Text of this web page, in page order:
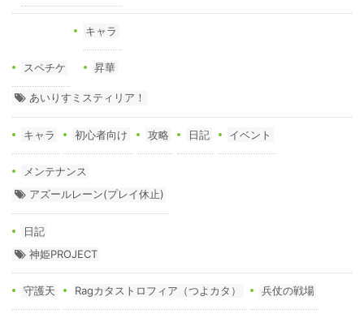
スペチケ
キャラ
昇華
あいりすミスティリア！
キャラ 初心者向け 攻略 日記 イベント
メンテナンス
アズールレーン(プレイ休止)
日記
神姫PROJECT
守護天 Ragカタストロフィア（つよカタ） 兵仗の戦場